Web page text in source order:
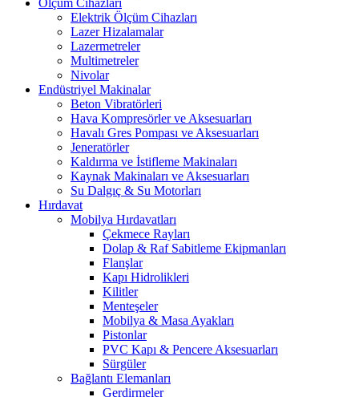
Ölçüm Cihazları
Elektrik Ölçüm Cihazları
Lazer Hizalamalar
Lazermetreler
Multimetreler
Nivolar
Endüstriyel Makinalar
Beton Vibratörleri
Hava Kompresörler ve Aksesuarları
Havalı Gres Pompası ve Aksesuarları
Jeneratörler
Kaldırma ve İstifleme Makinaları
Kaynak Makinaları ve Aksesuarları
Su Dalgıç & Su Motorları
Hırdavat
Mobilya Hırdavatları
Çekmece Rayları
Dolap & Raf Sabitleme Ekipmanları
Flanşlar
Kapı Hidrolikleri
Kilitler
Menteşeler
Mobilya & Masa Ayakları
Pistonlar
PVC Kapı & Pencere Aksesuarları
Sürgüler
Bağlantı Elemanları
Gerdirmeler